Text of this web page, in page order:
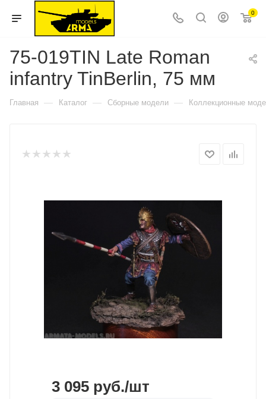
0
75-019TIN Late Roman
infantry TinBerlin, 75 мм
Главная — Каталог — Сборные модели — Коллекционные
3 095 руб./шт